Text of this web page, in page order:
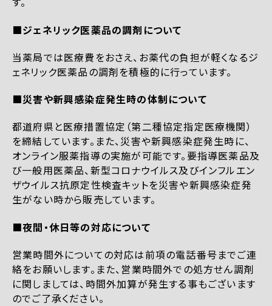
■ジェネリック医薬品の調剤について
当薬局では医療費をおさえ、お薬代の負担が軽くなるジ
ェネリック医薬品の調剤を積極的に行っています。
■災害や新興感染症発生時の体制について
都道府県と医療措置協定（第二種協定指定医療機関）
を締結しています。また、災害や新興感染症発生時に、
オンライン服薬指導の実施が可能です。要指導医薬品及
び一般用医薬品、新型コロナウイルス及びインフルエン
ザウイルス抗原定性検査キットを災害や新興感染症発
生がない時から販売しています。
■夜間・休日等の対応について
営業時間外についての対応は前項の電話番号までご連
絡をお願いします。また、営業時間外での処方せん調剤
に関しましては、時間外加算が発生する事もございます
のでご了承ください。